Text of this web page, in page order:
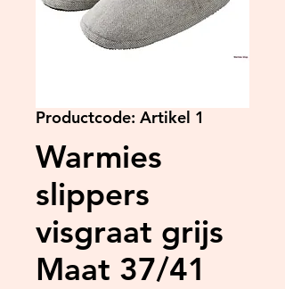
Productcode: Artikel 1
Warmies
slippers
visgraat grijs
Maat 37/41